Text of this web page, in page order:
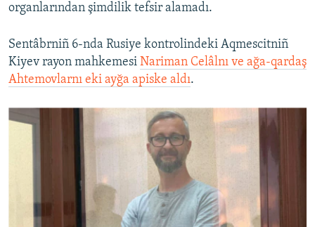
organlarından şimdilik tefsir alamadı.
Sentâbrniñ 6-nda Rusiye kontrolindeki Aqmescitniñ
Kiyev rayon mahkemesi Nariman Celâlnı ve ağa-qardaş
Ahtemovlarnı eki ayğa apiske aldı.